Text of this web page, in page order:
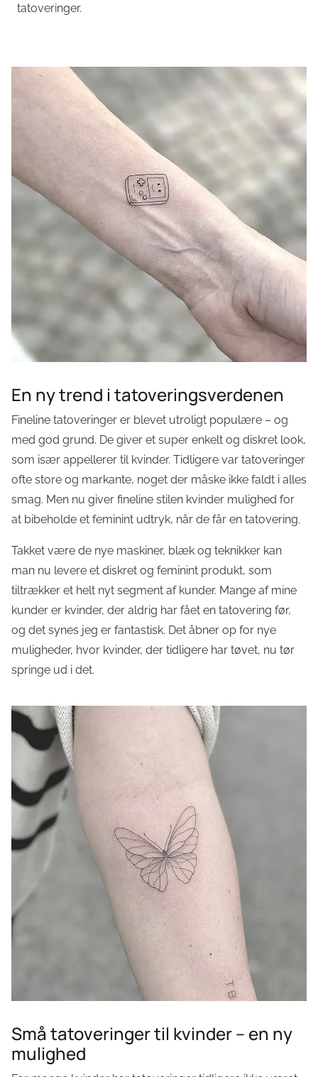
tatoveringer.
En ny trend i tatoveringsverdenen
Fineline tatoveringer er blevet utroligt populære – og
med god grund. De giver et super enkelt og diskret look,
som især appellerer til kvinder. Tidligere var tatoveringer
ofte store og markante, noget der måske ikke faldt i alles
smag. Men nu giver fineline stilen kvinder mulighed for
at bibeholde et feminint udtryk, når de får en tatovering.
Takket være de nye maskiner, blæk og teknikker kan
man nu levere et diskret og feminint produkt, som
tiltrækker et helt nyt segment af kunder. Mange af mine
kunder er kvinder, der aldrig har fået en tatovering før,
og det synes jeg er fantastisk. Det åbner op for nye
muligheder, hvor kvinder, der tidligere har tøvet, nu tør
springe ud i det.
Små tatoveringer til kvinder – en ny
mulighed